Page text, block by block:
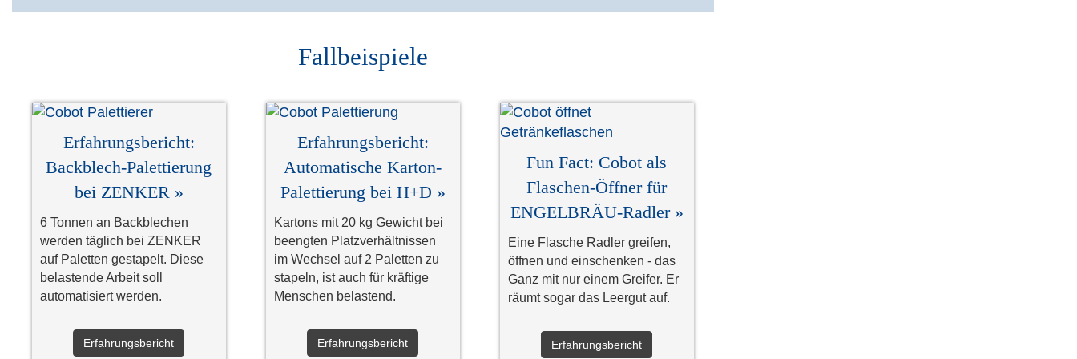
Fallbeispiele
Erfahrungsbericht:
Backblech-Palettierung
bei ZENKER »
6 Tonnen an Backblechen
werden täglich bei ZENKER
auf Paletten gestapelt. Diese
belastende Arbeit soll
automatisiert werden.
Erfahrungsbericht
Erfahrungsbericht:
Automatische Karton-
Palettierung bei H+D »
Kartons mit 20 kg Gewicht bei
beengten Platzverhältnissen
im Wechsel auf 2 Paletten zu
stapeln, ist auch für kräftige
Menschen belastend.
Erfahrungsbericht
Fun Fact: Cobot als
Flaschen-Öffner für
ENGELBRÄU-Radler »
Eine Flasche Radler greifen,
öffnen und einschenken - das
Ganz mit nur einem Greifer. Er
räumt sogar das Leergut auf.
Erfahrungsbericht